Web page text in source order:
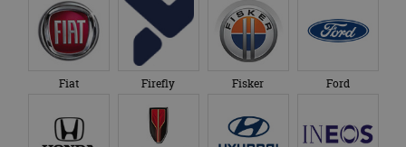
Fiat Firefly Fisker Ford